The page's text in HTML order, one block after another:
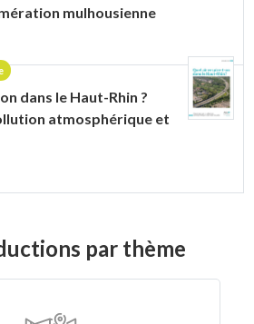
mulhousienne
dans le Haut-Rhin ?
atmosphérique et
par thème